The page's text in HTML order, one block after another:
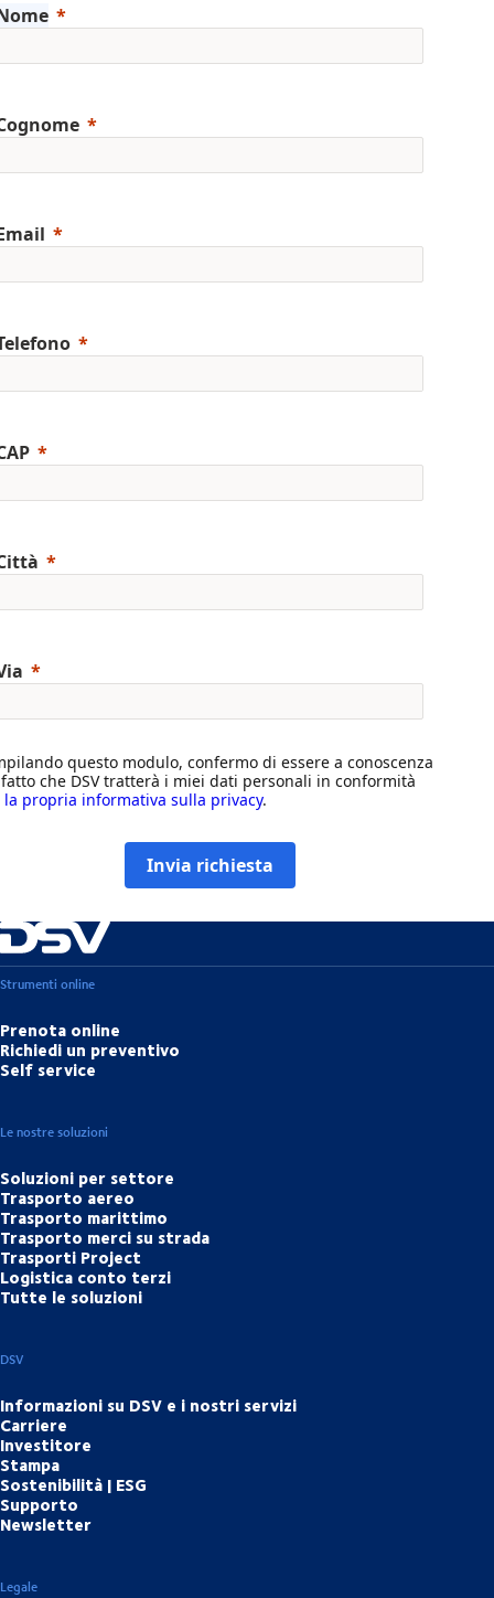
questo modulo, confermo di essere a conoscenza
che DSV tratterà i miei dati personali in conformità
la propria informativa sulla privacy.
Invia richiesta
Strumenti online
Prenota online
Richiedi un preventivo
Self service
Le nostre soluzioni
Soluzioni per settore
Trasporto aereo
Trasporto marittimo
Trasporto merci su strada
Trasporti Project
Logistica conto terzi
Tutte le soluzioni
DSV
Informazioni su DSV e i nostri servizi
Carriere
Investitore
Stampa
Sostenibilità | ESG
Supporto
Newsletter
Legale